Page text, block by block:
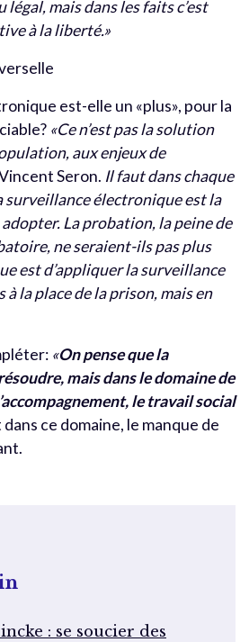
mais dans les faits c’est
à la liberté.»
est-elle un «plus», pour la
«Ce n’est pas la solution
aux enjeux de
Seron. Il faut dans chaque
surveillance électronique est la
La probation, la peine de
ne seraient-ils pas plus
est d’appliquer la surveillance
la place de la prison, mais en
«On pense que la
mais dans le domaine de
le travail social
dans ce domaine, le manque de
: se soucier des